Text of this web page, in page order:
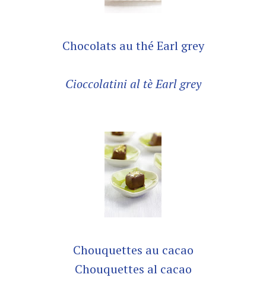
Chocolats au thé Earl grey
Cioccolatini al tè Earl grey
Chouquettes au cacao
Chouquettes al cacao